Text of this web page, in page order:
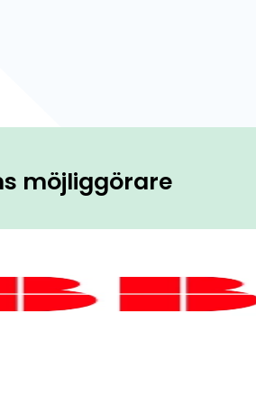
möjliggörare